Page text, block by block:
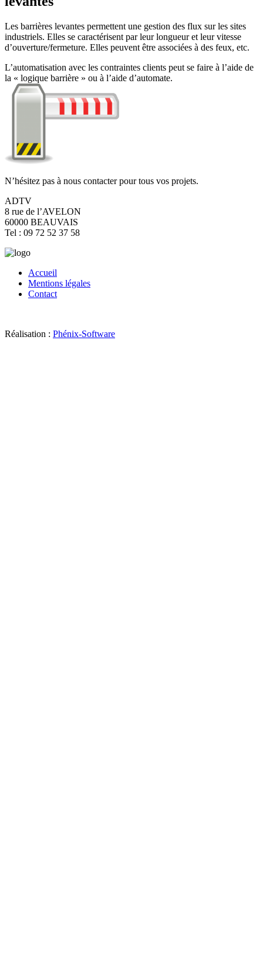
Les barrières levantes permettent une gestion des flux sur les sites
industriels. Elles se caractérisent par leur longueur et leur vitesse
d’ouverture/fermeture. Elles peuvent être associées à des feux, etc.
L’automatisation avec les contraintes clients peut se faire à l’aide de
la « logique barrière » ou à l’aide d’automate.
N’hésitez pas à nous contacter pour tous vos projets.
ADTV
8 rue de l’AVELON
60000 BEAUVAIS
Tel : 09 72 52 37 58
Accueil
Mentions légales
Contact
Réalisation : Phénix-Software